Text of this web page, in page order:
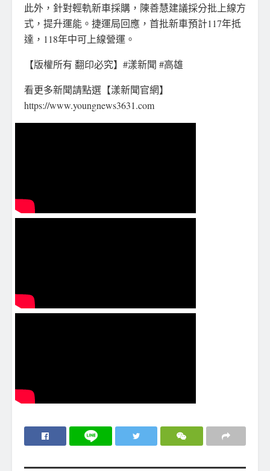
此外，針對輕軌新車採購，陳善慧建議採分批上線方
式，提升運能。捷運局回應，首批新車預計117年抵
達，118年中可上線營運。
【版權所有 翻印必究】#漾新聞 #高雄
看更多新聞請點選【漾新聞官網】
https://www.youngnews3631.com⁠